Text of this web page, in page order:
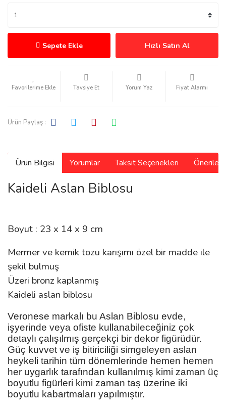
Sepete Ekle Hızlı Satın Al
Tavsiye Et Yorum Yaz Fiyat Alarmı
Ürün Paylaş :
Ürün Bilgisi Yorumlar Taksit Seçenekleri
Kaideli Aslan Biblosu
Boyut : 23 x 14 x 9 cm
Mermer ve kemik tozu karışımı özel bir madde ile
şekil bulmuş
Üzeri bronz kaplanmış
Kaideli aslan biblosu
Veronese markalı bu Aslan Biblosu evde,
işyerinde veya ofiste kullanabileceğiniz çok
detaylı çalışılmış gerçekçi bir dekor figürüdür.
Güç kuvvet ve iş bitiriciliği simgeleyen aslan
heykeli tarihin tüm dönemlerinde hemen hemen
her uygarlık tarafından kullanılmış kimi zaman üç
boyutlu figürleri kimi zaman taş üzerine iki
boyutlu kabartmaları yapılmıştır.